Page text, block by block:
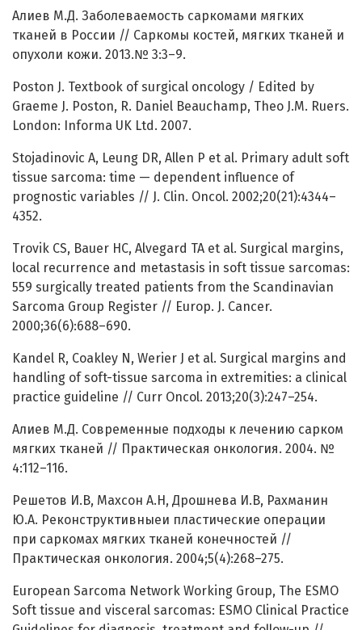
Алиев М.Д. Заболеваемость саркомами мягких
тканей в России // Саркомы костей, мягких тканей и
опухоли кожи. 2013.№ 3:3–9.
Poston J. Textbook of surgical oncology / Edited by
Graeme J. Poston, R. Daniel Beauchamp, Theo J.M. Ruers.
London: Informa UK Ltd. 2007.
Stojadinovic A, Leung DR, Allen P et al. Primary adult soft
tissue sarcoma: time — dependent influence of
prognostic variables // J. Clin. Oncol. 2002;20(21):4344–
4352.
Trovik CS, Bauer HC, Alvegard TA et al. Surgical margins,
local recurrence and metastasis in soft tissue sarcomas:
559 surgically treated patients from the Scandinavian
Sarcoma Group Register // Europ. J. Cancer.
2000;36(6):688–690.
Kandel R, Coakley N, Werier J et al. Surgical margins and
handling of soft-tissue sarcoma in extremities: a clinical
practice guideline // Curr Oncol. 2013;20(3):247–254.
Алиев М.Д. Современные подходы к лечению сарком
мягких тканей // Практическая онкология. 2004. №
4:112–116.
Решетов И.В, Махсон А.Н, Дрошнева И.В, Рахманин
Ю.А. Реконструктивныеи пластические операции
при саркомах мягких тканей конечностей //
Практическая онкология. 2004;5(4):268–275.
European Sarcoma Network Working Group, The ESMO
Soft tissue and visceral sarcomas: ESMO Clinical Practice